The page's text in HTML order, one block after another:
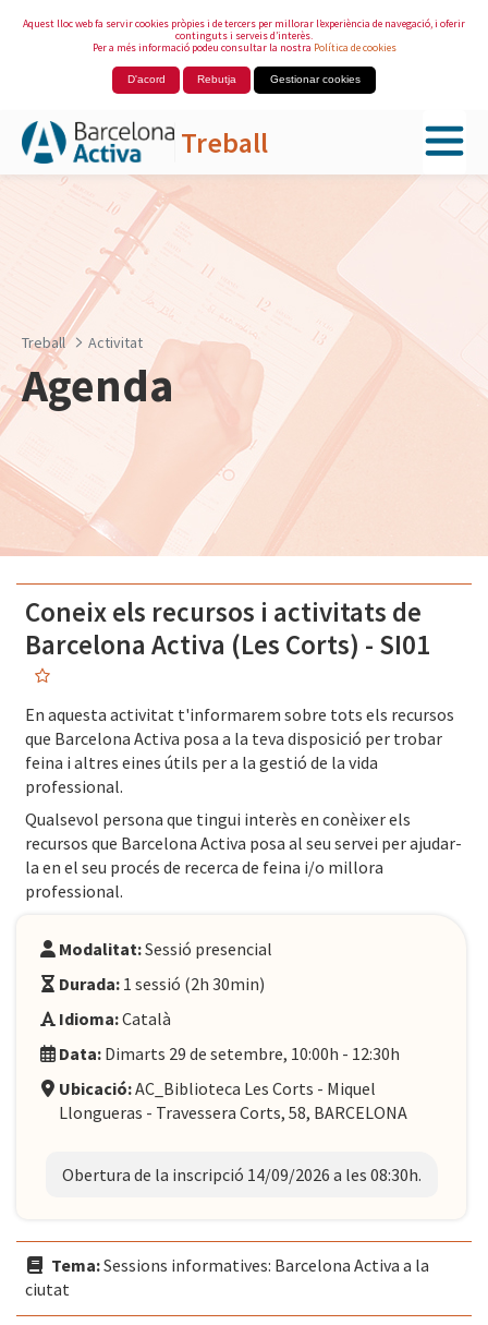
Aquest lloc web fa servir cookies pròpies i de tercers per millorar l’experiència de navegació, i oferir
continguts i serveis d’interès.
Per a més informació podeu consultar la nostra Política de cookies
D'acord Rebutja Gestionar cookies
Treball
Salta al contingut principal
Treball Activitat
Agenda
Coneix els recursos i activitats de
Barcelona Activa (Les Corts) - SI01
En aquesta activitat t'informarem sobre tots els recursos
que Barcelona Activa posa a la teva disposició per trobar
feina i altres eines útils per a la gestió de la vida
professional.
Qualsevol persona que tingui interès en conèixer els
recursos que Barcelona Activa posa al seu servei per ajudar-
la en el seu procés de recerca de feina i/o millora
professional.
Modalitat:Sessió presencial
Durada: 1 sessió (2h 30min)
Idioma:Català
Data: Dimarts 29 de setembre, 10:00h - 12:30h
Ubicació:AC_Biblioteca Les Corts - Miquel
Llongueras - Travessera Corts, 58, BARCELONA
Obertura de la inscripció 14/09/2026 a les 08:30h.
Tema:Sessions informatives: Barcelona Activa a la
ciutat